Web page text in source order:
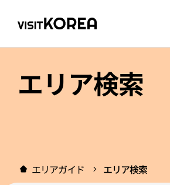
エリア検索
エリアガイド エリア検索